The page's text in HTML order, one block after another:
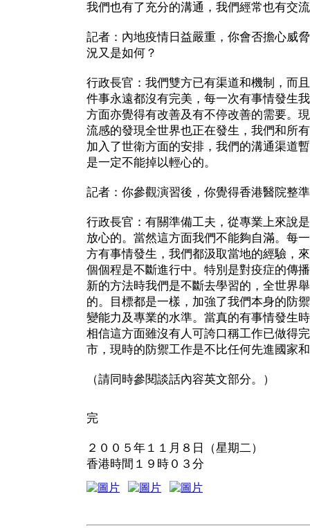
我們也有了充分的溝通，我們經常也有交
記者：內地疫情日益嚴重，你會否擔心威
況又是如何？
行政長官：我們雙方已有渠道和機制，而
件事永遠都沒有完美，每一次有事情發生
方面亦覺得有改善及有不停改善的需要。
流感的發現全世界也正在發生，我們和所
加入了世衛方面的安排，我們的溝通渠道
是一定不能掉以輕心的。
記者：你參觀演習後，你覺得香港醫院整
行政長官：有關準備工夫，從專業上來說
放心的。當然這方面我們不能夠自滿。每
方有事情發生，我們都汲取當地的經驗，
個個程是不斷進行中。特別是對疫症的傳
新的方法時我們是不斷去學習的，全世界
的。目標都是一樣，加強了我們本身的防
變能力及專業的水準。當真的有事情發生
相信這方面雖沒有人可誇口稱工作已做得
市，現時的防禦工作是不比任何先進國家
（請同時參閱談話內容英文部分。）
完
２００５年１１月８日（星期二）
香港時間１９時０３分